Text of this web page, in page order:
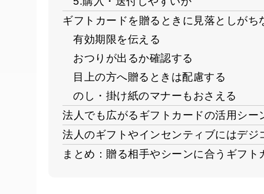
ギフトカードを贈るときに見落としがち
有効期限を伝える
おつりが出るか確認する
目上の方へ贈るときは配慮する
のし・掛け紙のマナーもおさえる
法人でも広がるギフトカードの活用シー
法人のギフトやインセンティブにはデジ
まとめ：贈る相手やシーンに合うギフト